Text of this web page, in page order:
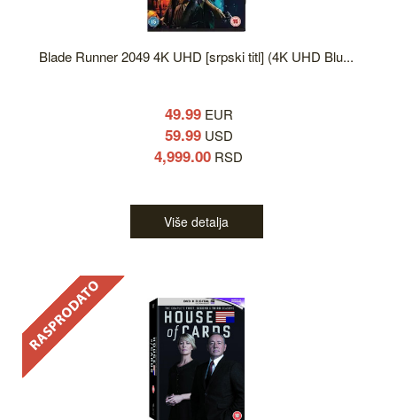
Blade Runner 2049 4K UHD [srpski titl] (4K UHD Blu...
49.99EUR
59.99USD
4,999.00 RSD
Više detalja